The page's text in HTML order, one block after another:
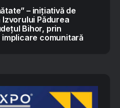
– inițiativă de
Pădurea
Bihor, prin
comunitară